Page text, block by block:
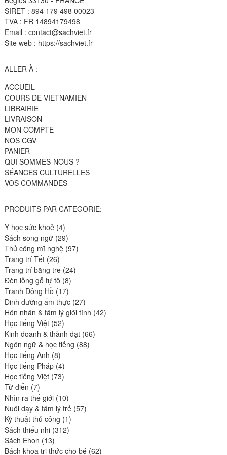
SIRET : 894 179 498 00023
TVA : FR 14894179498
Email : contact@sachviet.fr
Site web : https://sachviet.fr
ALLER À :
ACCUEIL
COURS DE VIETNAMIEN
LIBRAIRIE
LIVRAISON
MON COMPTE
NOS CGV
PANIER
QUI SOMMES-NOUS ?
SÉANCES CULTURELLES
VOS COMMANDES
PRODUITS PAR CATEGORIE:
Y học sức khoẻ 44
produits
Sách song ngữ 2929
produits
Thủ công mĩ nghệ 9797
Trang trí Tết 2626
produits
Trang trí bằng tre 2424
Đèn lồng gỗ tự tô 88
produits
Tranh Đông Hồ 1717
produits
Dinh dưỡng ẩm thực 2727
produits
Hôn nhân & tâm lý giới tính 4242
Học tiếng Việt 5252
produits
Kinh doanh & thành đạt 6666
Ngôn ngữ & học tiếng 8888
Học tiếng Anh 88
produits
Học tiếng Pháp 44
produits
Học tiếng Việt 7373
Từ điển 77
produits
Nhìn ra thế giới 1010
produits
Nuôi dạy & tâm lý trẻ 5757
Kỹ thuật thủ công 11
produit
Sách thiếu nhi 312312
Sách Ehon 1313
produits
Bách khoa tri thức cho bé 6262